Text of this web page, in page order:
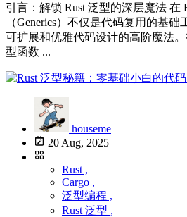
引言：解锁 Rust 泛型的深层魔法 在
（Generics）不仅是代码复用的基础
可扩展和优雅代码设计的高阶魔法
型函数 ...
houseme
20 Aug, 2025
Rust ,
Cargo ,
泛型编程 ,
Rust 泛型 ,